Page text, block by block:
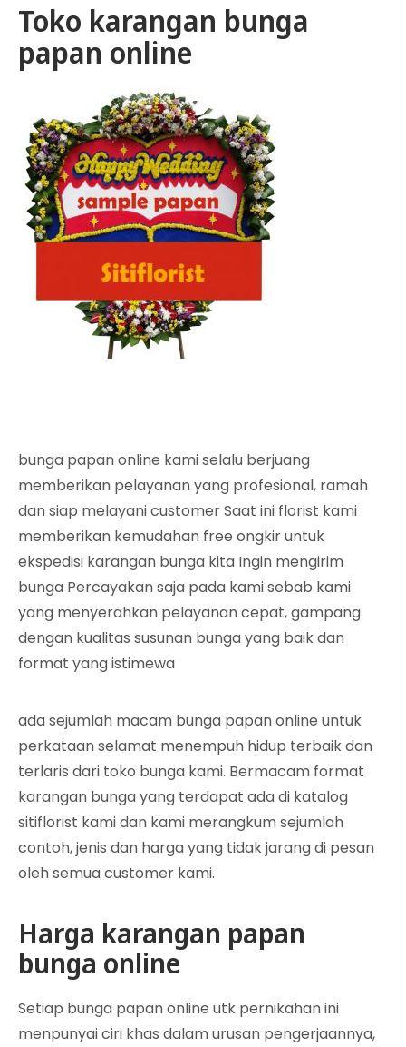
Toko karangan bunga
papan online
bunga papan online kami selalu berjuang
memberikan pelayanan yang profesional, ramah
dan siap melayani customer Saat ini florist kami
memberikan kemudahan free ongkir untuk
ekspedisi karangan bunga kita Ingin mengirim
bunga Percayakan saja pada kami sebab kami
yang menyerahkan pelayanan cepat, gampang
dengan kualitas susunan bunga yang baik dan
format yang istimewa
ada sejumlah macam bunga papan online untuk
perkataan selamat menempuh hidup terbaik dan
terlaris dari toko bunga kami. Bermacam format
karangan bunga yang terdapat ada di katalog
sitiflorist kami dan kami merangkum sejumlah
contoh, jenis dan harga yang tidak jarang di pesan
oleh semua customer kami.
Harga karangan papan
bunga online
Setiap bunga papan online utk pernikahan ini
menpunyai ciri khas dalam urusan pengerjaannya,